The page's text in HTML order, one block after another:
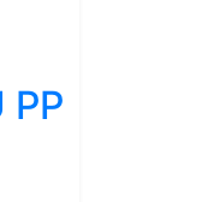
PP